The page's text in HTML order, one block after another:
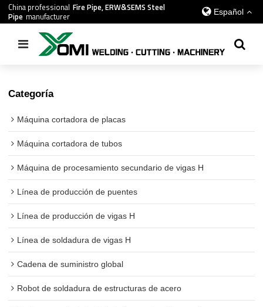
China professional Fire Pipe, ERW&SEMS Steel
Pipe manufacturer Español
todos / Máquina de soldar multicabezal de viga en T
Categoría
Máquina cortadora de placas
Máquina cortadora de tubos
Máquina de procesamiento secundario de vigas H
Línea de producción de puentes
Línea de producción de vigas H
Línea de soldadura de vigas H
Cadena de suministro global
Robot de soldadura de estructuras de acero